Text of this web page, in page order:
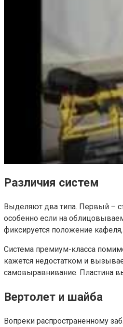
Различия систем
Выделяют два типа. Первый –
особенно если на
фиксируется положение
Система премиум-класса
кажется недостатком и
самовыравнивание. Пластина
Вертолет и шайба
Вопреки распространенному